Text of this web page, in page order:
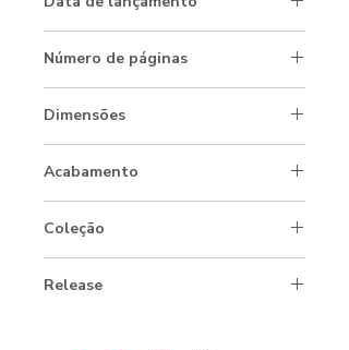
Número de páginas
Dimensões
Acabamento
Coleção
Release